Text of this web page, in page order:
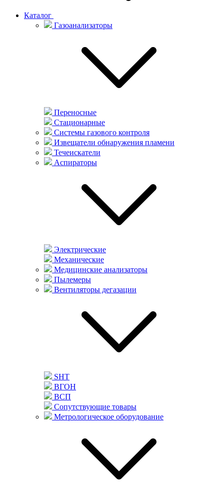
Каталог
Газоанализаторы
Переносные
Стационарные
Системы газового контроля
Извещатели обнаружения пламени
Течеискатели
Аспираторы
Электрические
Механические
Медицинские анализаторы
Пылемеры
Вентиляторы дегазации
SHT
ВГОН
ВСП
Сопутствующие товары
Метрологическое оборудование